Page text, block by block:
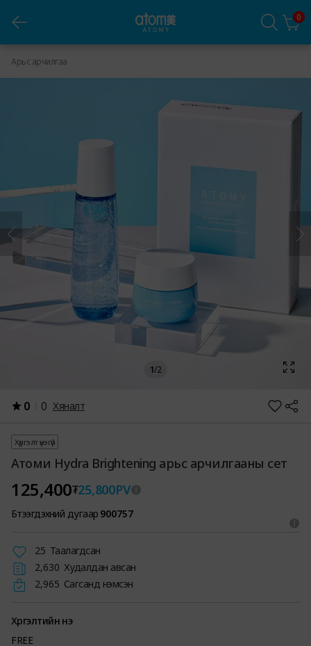
0
Арьс арчилгаа
Атоми Hydra Brightening арьс арчилгааны сет
1/2
0 0 Хяналт
Хүргэлт үнэгүй
Атоми Hydra Brightening арьс арчилгааны сет
125,400₮25,800PV
Бүтээгдэхүүний дугаар 900757
25 Таалагдсан
2,630 Худалдан авсан
2,965 Сагсанд нэмсэн
Хүргэлтийн үнэ
FREE